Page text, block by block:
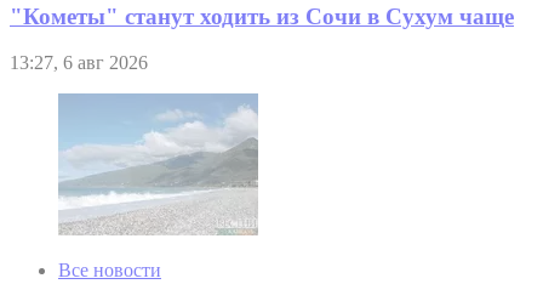
"Кометы" станут ходить из Сочи в Сухум чаще
13:27, 6 авг 2026
Все новости